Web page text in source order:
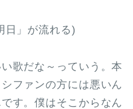
日」が流れる)
歌だな～っていう。本
ファンの方には悪いん
す。僕はそこからなん